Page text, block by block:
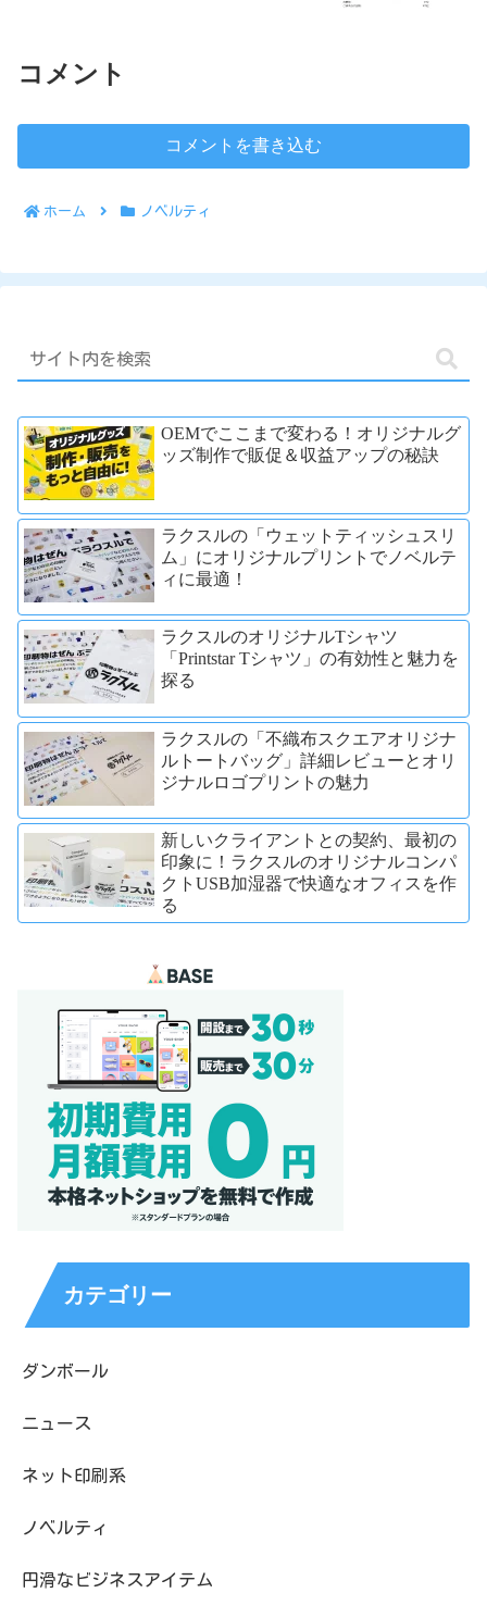
コメント
コメントを書き込む
ホーム ノベルティ
OEMでここまで変わる！オリジナルグ
ッズ制作で販促＆収益アップの秘訣
ラクスルの「ウェットティッシュスリ
ム」にオリジナルプリントでノベルテ
ィに最適！
ラクスルのオリジナルTシャツ
「Printstar Tシャツ」の有効性と魅力を
探る
ラクスルの「不織布スクエアオリジナ
ルトートバッグ」詳細レビューとオリ
ジナルロゴプリントの魅力
新しいクライアントとの契約、最初の
印象に！ラクスルのオリジナルコンパ
クトUSB加湿器で快適なオフィスを作
る
カテゴリー
ダンボール
ニュース
ネット印刷系
ノベルティ
円滑なビジネスアイテム